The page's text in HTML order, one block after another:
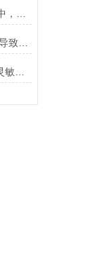
HZW7A-A02-B02-C02 热应力是导致振动传感器在热机中失效的关键因素